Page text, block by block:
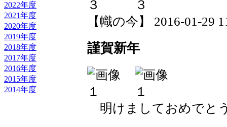
2022年度
2021年度
2020年度
2019年度
2018年度
2017年度
2016年度
2015年度
2014年度
【幟の今】 2016-01-29
謹賀新年
明けましておめでと